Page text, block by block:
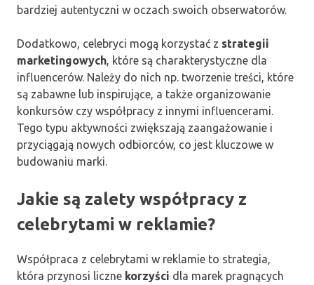
bardziej autentyczni w oczach swoich obserwatorów.
Dodatkowo, celebryci mogą korzystać z strategii
marketingowych , które są charakterystyczne dla
influencerów. Należy do nich np. tworzenie treści, które
są zabawne lub inspirujące, a także organizowanie
konkursów czy współpracy z innymi influencerami.
Tego typu aktywności zwiększają zaangażowanie i
przyciągają nowych odbiorców, co jest kluczowe w
budowaniu marki.
Jakie są zalety współpracy z
celebrytami w reklamie?
Współpraca z celebrytami w reklamie to strategia,
która przynosi liczne korzyści dla marek pragnących